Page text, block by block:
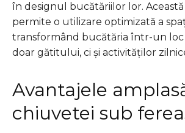
în designul bucătăriilor lor.
permite o utilizare optimizată a
transformând bucătăria într-un
doar gătitului, ci și activităților
Avantajele
chiuvetei sub